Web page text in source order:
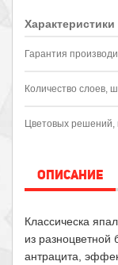
Характеристики
Гарантия
Количество слоев,
Цветовых решений,
ОПИСАНИЕ
Классическа
из разноцветной
антрацита,